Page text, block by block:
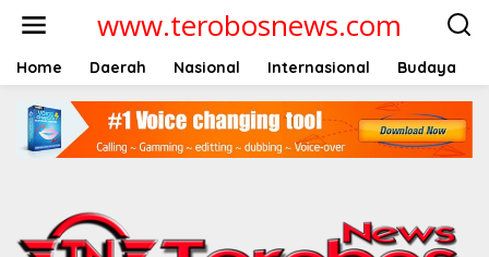
t
www.terobosnews.com
Home Daerah Nasional Internasional Budaya